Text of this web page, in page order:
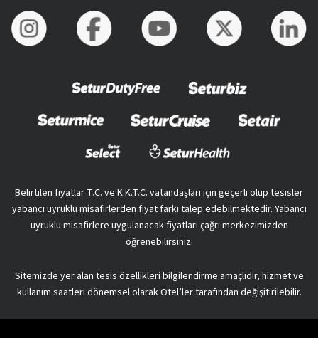
Belirtilen fiyatlar T.C. ve K.K.T.C. vatandaşları için geçerli olup tesisler
yabancı uyruklu misafirlerden fiyat farkı talep edebilmektedir. Yabancı
uyruklu misafirlere uygulanacak fiyatları çağrı merkezimizden
öğrenebilirsiniz.
Sitemizde yer alan tesis özellikleri bilgilendirme amaçlıdır, hizmet ve
kullanım saatleri dönemsel olarak Otel’ler tarafından değişitirilebilir.